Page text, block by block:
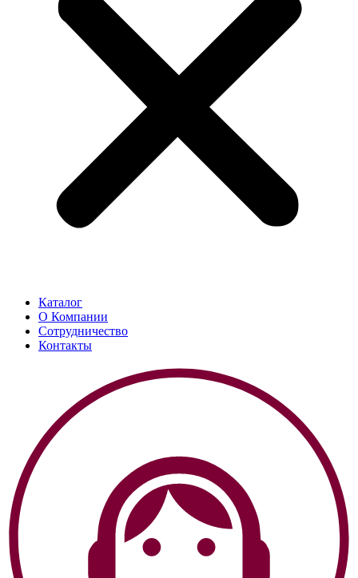
Каталог
О Компании
Сотрудничество
Контакты